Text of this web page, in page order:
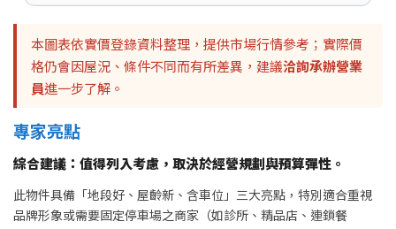
本圖表依實價登錄資料整理，提供市場行情參考；實際價
格仍會因屋況、條件不同而有所差異，建議洽詢承辦營業
員進一步了解。
專家亮點
綜合建議：值得列入考慮，取決於經營規劃與預算彈性。
此物件具備「地段好、屋齡新、含車位」三大亮點，特別適合重視
品牌形象或需要固定停車場之商家（如診所、精品店、連鎖餐